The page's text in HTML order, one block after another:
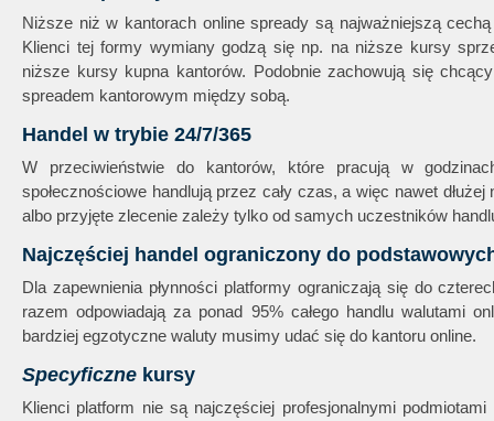
Niższe niż w kantorach online spready są najważniejszą
Klienci tej formy wymiany godzą się np. na niższe kursy
niższe kursy kupna kantorów. Podobnie zachowują się
spreadem kantorowym między sobą.
Handel w trybie 24/7/365
W przeciwieństwie do kantorów, które pracują w
społecznościowe handlują przez cały czas, a więc nawet
albo przyjęte zlecenie zależy tylko od samych uczestników
Najczęściej handel ograniczony do
Dla zapewnienia płynności platformy ograniczają się do
razem odpowiadają za ponad 95% całego handlu walutami
bardziej egzotyczne waluty musimy udać się do kantoru online.
Specyficzne kursy
Klienci platform nie są najczęściej profesjonalnymi